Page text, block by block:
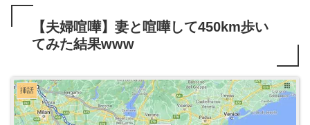
【夫婦喧嘩】妻と喧嘩して450km歩い
てみた結果www
挿話